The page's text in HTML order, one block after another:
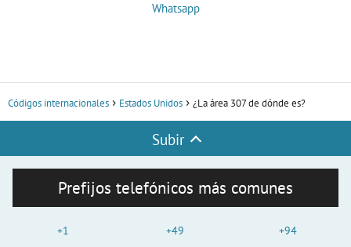
Whatsapp
Códigos internacionales Estados Unidos ¿La área 307 de dónde es?
Subir
Prefijos telefónicos más comunes
+1
+49
+94